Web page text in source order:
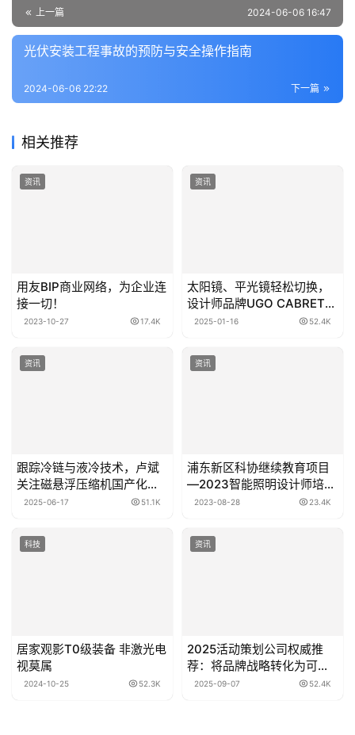
上一篇 2024-06-06 16:47
光伏安装工程事故的预防与安全操作指南
下一篇
2024-06-06 22:22
相关推荐
资讯
用友BIP商业网络，为企业连
接一切！
2023-10-27 17.4K
资讯
太阳镜、平光镜轻松切换，
设计师品牌UGO CABRET一
镜两用的惊喜
2025-01-16 52.4K
资讯
跟踪冷链与液冷技术，卢斌
关注磁悬浮压缩机国产化进
展2025-06-17 51.1K
资讯
浦东新区科协继续教育项目
―2023智能照明设计师培训
第二期圆满收官！
2023-08-28 23.4K
科技
居家观影T0级装备 非激光电
视莫属
2024-10-25 52.3K
资讯
2025活动策划公司权威推
荐：将品牌战略转化为可感
知的价值共鸣体验
2025-09-07 52.4K